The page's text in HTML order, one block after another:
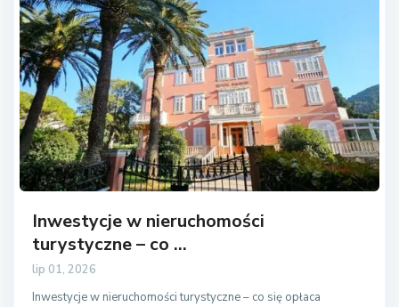
Inwestycje w nieruchomości
turystyczne – co ...
lip 01, 2026
Inwestycje w nieruchomości turystyczne – co się opłaca